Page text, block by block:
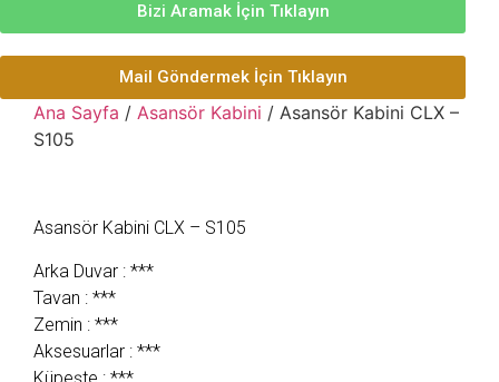
Bizi Aramak İçin Tıklayın
Mail Göndermek İçin Tıklayın
Ana Sayfa / Asansör Kabini / Asansör Kabini CLX –
S105
Asansör Kabini CLX – S105
Arka Duvar : ***
Tavan : ***
Zemin : ***
Aksesuarlar : ***
Küpeşte : ***